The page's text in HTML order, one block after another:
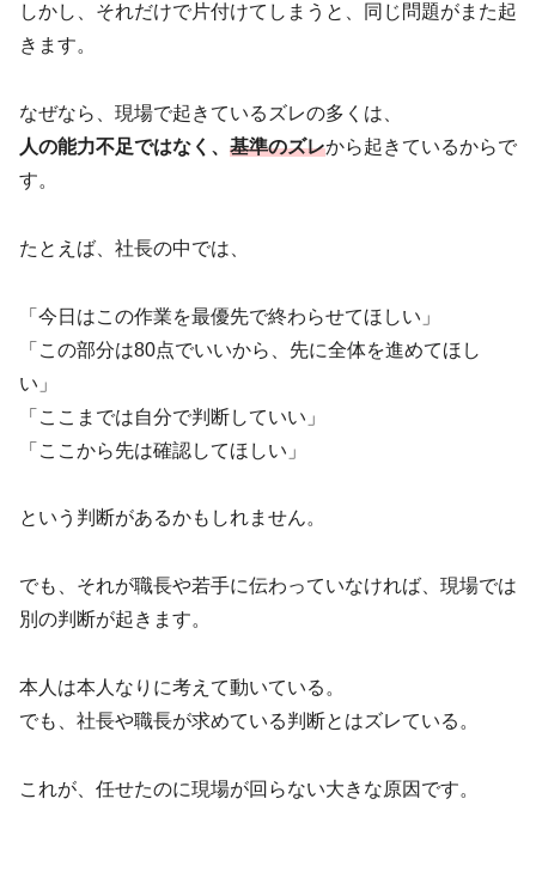
しかし、それだけで片付けてしまうと、同じ問題がまた起
きます。
なぜなら、現場で起きているズレの多くは、
人の能力不足ではなく、 基準のズレから起きているからで
す。
たとえば、社長の中では、
「今日はこの作業を最優先で終わらせてほしい」
「この部分は80点でいいから、先に全体を進めてほし
い」
「ここまでは自分で判断していい」
「ここから先は確認してほしい」
という判断があるかもしれません。
でも、それが職長や若手に伝わっていなければ、現場では
別の判断が起きます。
本人は本人なりに考えて動いている。
でも、社長や職長が求めている判断とはズレている。
これが、任せたのに現場が回らない大きな原因です。